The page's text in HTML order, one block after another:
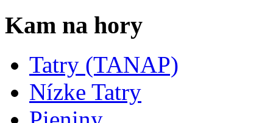
Kam na hory
Tatry (TANAP)
Nízke Tatry